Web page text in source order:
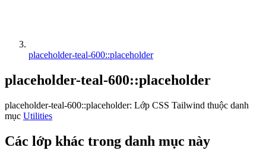
placeholder-teal-600::placeholder
placeholder-teal-600::placeholder
placeholder-teal-600::placeholder: Lớp CSS Tailwind thuộc danh
mục Utilities
Các lớp khác trong danh mục này